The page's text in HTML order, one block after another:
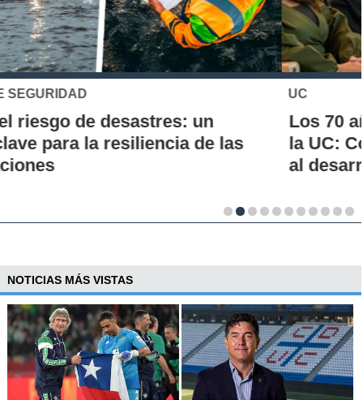
UC
Los 70 años de la Carrera de Química de
la UC: Conoce su historia, hitos y aporte
al desarrollo científico del país
NOTICIAS MÁS VISTAS